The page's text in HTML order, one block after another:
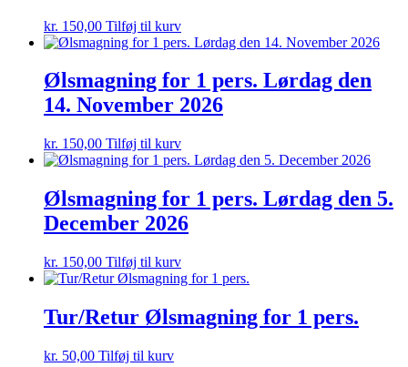
kr. 150,00 Tilføj til kurv
Ølsmagning for 1 pers. Lørdag den
14. November 2026
kr. 150,00 Tilføj til kurv
Ølsmagning for 1 pers. Lørdag den 5.
December 2026
kr. 150,00 Tilføj til kurv
Tur/Retur Ølsmagning for 1 pers.
kr. 50,00 Tilføj til kurv